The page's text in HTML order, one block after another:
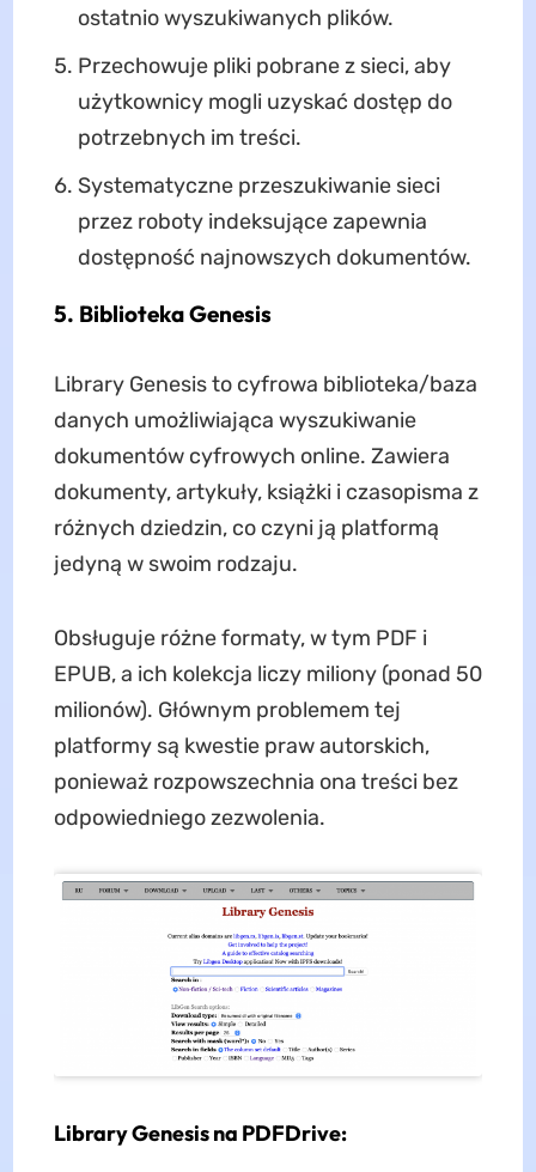
ostatnio wyszukiwanych plików.
Przechowuje pliki pobrane z sieci, aby
użytkownicy mogli uzyskać dostęp do
potrzebnych im treści.
Systematyczne przeszukiwanie sieci
przez roboty indeksujące zapewnia
dostępność najnowszych dokumentów.
5. Biblioteka Genesis
Library Genesis to cyfrowa biblioteka/baza
danych umożliwiająca wyszukiwanie
dokumentów cyfrowych online. Zawiera
dokumenty, artykuły, książki i czasopisma z
różnych dziedzin, co czyni ją platformą
jedyną w swoim rodzaju.
Obsługuje różne formaty, w tym PDF i
EPUB, a ich kolekcja liczy miliony (ponad 50
milionów). Głównym problemem tej
platformy są kwestie praw autorskich,
ponieważ rozpowszechnia ona treści bez
odpowiedniego zezwolenia.
Library Genesis na PDFDrive: